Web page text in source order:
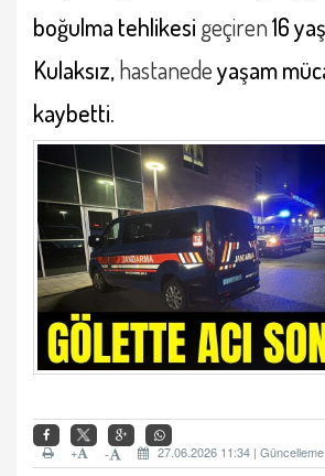
boğulma tehlikesi geçiren16
Kulaksız, hastanedeyaşam
kaybetti.
27.06.2026 11:34 |
-
+